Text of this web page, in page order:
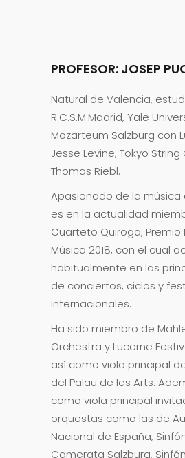
PROFESOR: JOSEP
Natural de Valencia,
R.C.S.M.Madrid, Yale
Mozarteum Salzburg con
Jesse Levine, Tokyo
Thomas Riebl.
Apasionado de la música
es en la actualidad
Cuarteto Quiroga, Premio
Música 2018, con el cual
habitualmente en las
de conciertos, ciclos y
internacionales.
Ha sido miembro de
Orchestra y Lucerne
así como viola principal
del Palau de les Arts.
como viola principal
orquestas como las de
Nacional de España,
Camerata Salzburg,